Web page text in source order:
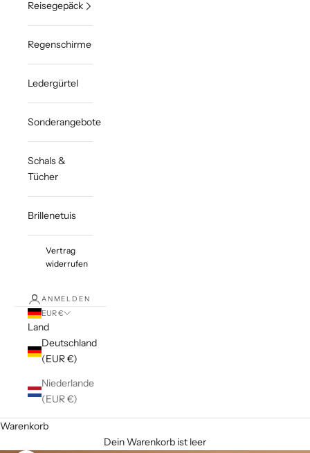
Reisegepäck
Regenschirme
Ledergürtel
Sonderangebote
Schals &
Tücher
Brillenetuis
Vertrag
widerrufen
ANMELDEN
EUR €
Land
Deutschland
(EUR €)
Niederlande
(EUR €)
Warenkorb
Dein Warenkorb ist leer